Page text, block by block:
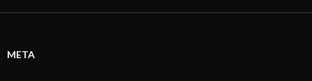
META